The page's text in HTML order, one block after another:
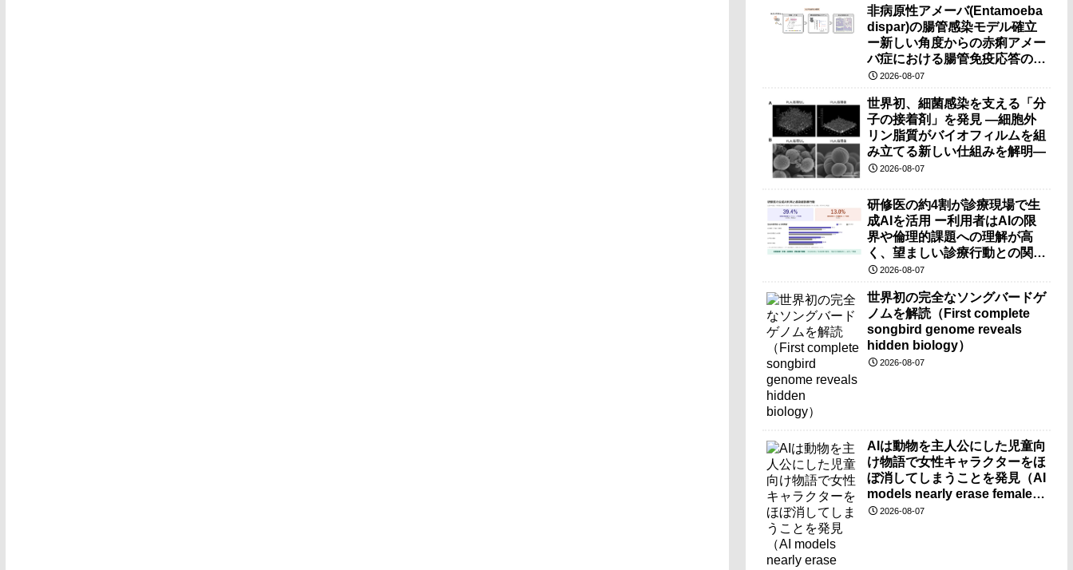
非病原性アメーバ(Entamoeba
dispar)の腸管感染モデル確立
ー新しい角度からの赤痢アメー
バ症における腸管免疫応答の理
解に期待ー
2026-08-07
世界初、細菌感染を支える「分
子の接着剤」を発見 ―細胞外
リン脂質がバイオフィルムを組
み立てる新しい仕組みを解明―
2026-08-07
研修医の約4割が診療現場で生
成AIを活用 ー利用者はAIの限
界や倫理的課題への理解が高
く、望ましい診療行動との関連
も確認ー
2026-08-07
世界初の完全なソングバードゲ
ノムを解読（First complete
songbird genome reveals
hidden biology）
2026-08-07
AIは動物を主人公にした児童向
け物語で女性キャラクターをほ
ぼ消してしまうことを発見（AI
models nearly erase female
characters when they write
2026-08-07